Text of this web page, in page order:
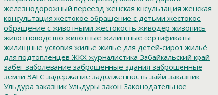
железнодорожный переезд женская кнсультация женская
консультация жестокое обращение с детьми жестокое
обращение с животными жестокость живодер живопись
животноводство животные жилищные сертификаты
жилищные условия жилье жилье для детей-сирот жильё
для подтопленцев ЖКХ журналистика Забайкальский край
забег заболевание заброшенные здания заброшенные
земли ЗАГС задержание задолженность займ заказник
Ульдура заказник Ульдуры закон Законодательное